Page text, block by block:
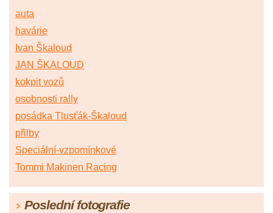
auta
havárie
Ivan Škaloud
JAN ŠKALOUD
kokpit vozů
osobnosti rally
posádka Tlusťák-Škaloud
přilby
Speciální-vzpomínkové
Tommi Makinen Racing
Poslední fotografie